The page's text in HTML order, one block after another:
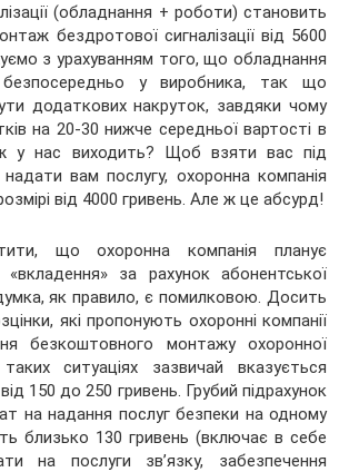
(обладнання + роботи) становить
бездротової сигналізації від 5600
з урахуванням того, що обладнання
безпосередньо у виробника, так що
додаткових накруток, завдяки чому
на 20-30 нижче середньої вартості в
у нас виходить? Щоб взяти вас під
вам послугу, охоронна компанія
від 4000 гривень. Але ж це абсурд!
що охоронна компанія планує
«вкладення» за рахунок абонентської
як правило, є помилковою. Досить
які пропонують охоронні компанії
безкоштовного монтажу охоронної
таких ситуаціях зазвичай вказується
150 до 250 гривень. Грубий підрахунок
на надання послуг безпеки на одному
близько 130 гривень (включає в себе
на послуги зв’язку, забезпечення